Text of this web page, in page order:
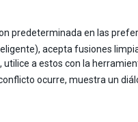
predeterminada en las
acepta fusiones
utilice a estos con la
ocurre, muestra un